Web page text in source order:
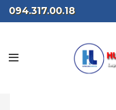
094.317.00.18